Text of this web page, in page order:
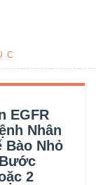
EGFR
Nhân
Bào Nhỏ
2